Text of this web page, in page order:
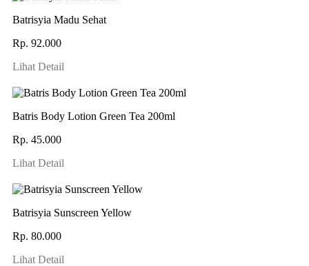
Batrisyia Madu Sehat
Rp. 92.000
Lihat Detail
Batris Body Lotion Green Tea 200ml
Rp. 45.000
Lihat Detail
Batrisyia Sunscreen Yellow
Rp. 80.000
Lihat Detail